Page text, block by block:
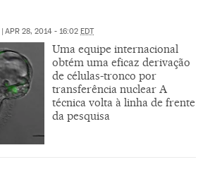
| APR 28, 2014 - 16:02 EDT
Uma equipe internacional
obtém uma eficaz derivação
de células-tronco por
transferência nuclear A
técnica volta à linha de frente
da pesquisa